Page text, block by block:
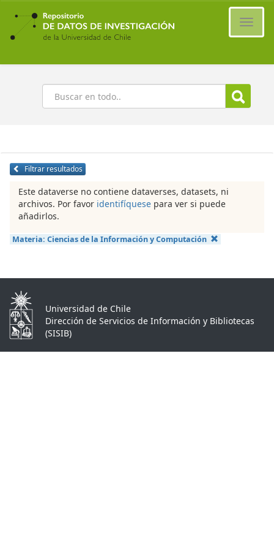
Ir
contenido
principal
Buscar
Filtrar resultados
Este dataverse no contiene dataverses, datasets, ni
archivos. Por favor identifíquese para ver si puede
añadirlos.
Materia: Ciencias de la Información y Computación
Universidad de Chile
Dirección de Servicios de Información y Bibliotecas
(SISIB)